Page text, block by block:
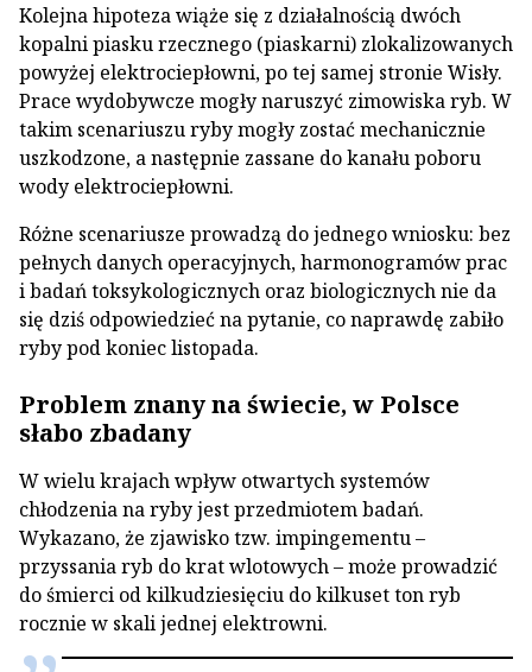
Kolejna hipoteza wiąże się z działalnością dwóch
kopalni piasku rzecznego (piaskarni) zlokalizowanych
powyżej elektrociepłowni, po tej samej stronie Wisły.
Prace wydobywcze mogły naruszyć zimowiska ryb. W
takim scenariuszu ryby mogły zostać mechanicznie
uszkodzone, a następnie zassane do kanału poboru
wody elektrociepłowni.
Różne scenariusze prowadzą do jednego wniosku: bez
pełnych danych operacyjnych, harmonogramów prac
i badań toksykologicznych oraz biologicznych nie da
się dziś odpowiedzieć na pytanie, co naprawdę zabiło
ryby pod koniec listopada.
Problem znany na świecie, w Polsce
słabo zbadany
W wielu krajach wpływ otwartych systemów
chłodzenia na ryby jest przedmiotem badań.
Wykazano, że zjawisko tzw. impingementu –
przyssania ryb do krat wlotowych – może prowadzić
do śmierci od kilkudziesięciu do kilkuset ton ryb
rocznie w skali jednej elektrowni.